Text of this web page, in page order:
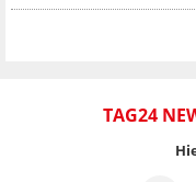
TAG24